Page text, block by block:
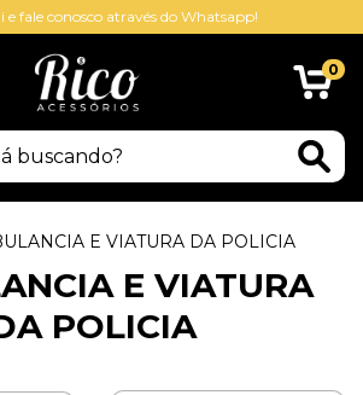
e fale conosco através do Whatsapp!
0
E VIATURA DA POLICIA
E VIATURA
POLICIA